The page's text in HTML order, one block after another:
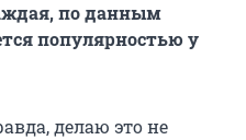
по данным
популярностью у
делаю это не